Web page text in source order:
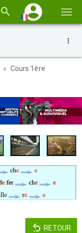
la
Cours 1ère
RETOUR